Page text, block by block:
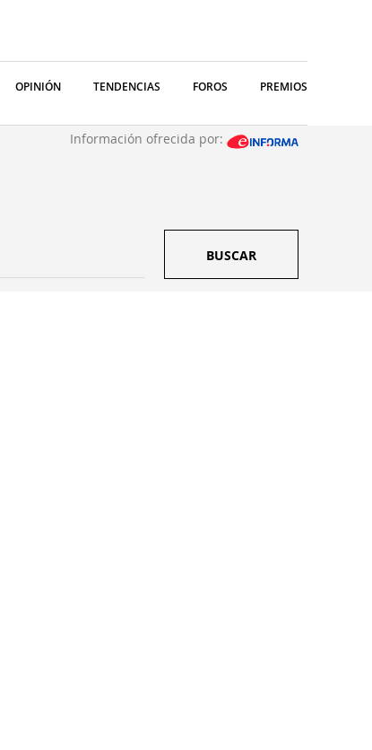
OPINIÓN TENDENCIAS FOROS PREMIOS
Información ofrecida por:
BUSCAR